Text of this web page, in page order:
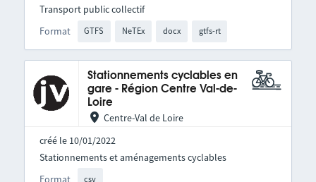
Format GTFS NeTEx docx gtfs-rt
Transport public collectif
Stationnements cyclables en
gare - Région Centre Val-de-
Loire
Centre-Val de Loire
créé le 10/01/2022
Format csv
Stationnements et aménagements cyclables